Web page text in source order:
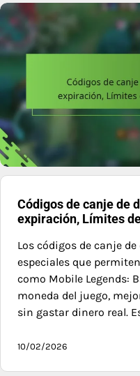
Códigos de canje de
expiración, Límites
Los códigos de canje
especiales que
como Mobile Legends:
moneda del juego,
sin gastar dinero real.
10/02/2026